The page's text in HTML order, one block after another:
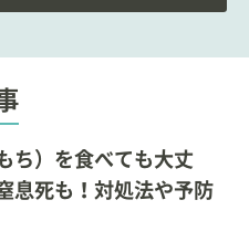
ち）を食べても大丈
息死も！対処法や予防